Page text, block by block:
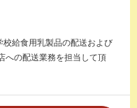
給食用乳製品の配送および
への配送業務を担当して頂